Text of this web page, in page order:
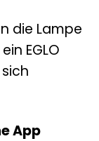
die Lampe
EGLO
App